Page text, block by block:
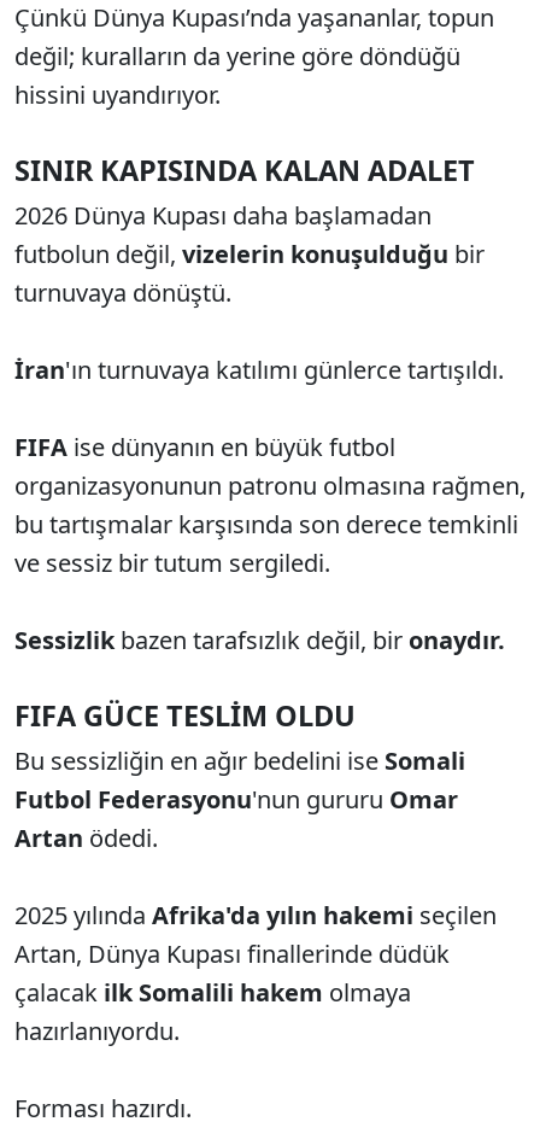
Çünkü Dünya Kupası’nda yaşananlar, topun
değil; kuralların da yerine göre döndüğü
hissini uyandırıyor.
SINIR KAPISINDA KALAN ADALET
2026 Dünya Kupası daha başlamadan
futbolun değil, vizelerin konuşulduğu bir
turnuvaya dönüştü.
İran'ın turnuvaya katılımı günlerce tartışıldı.
FIFA ise dünyanın en büyük futbol
organizasyonunun patronu olmasına rağmen,
bu tartışmalar karşısında son derece temkinli
ve sessiz bir tutum sergiledi.
Sessizlikbazen tarafsızlık değil, bir onaydır.
FIFA GÜCE TESLİM OLDU
Bu sessizliğin en ağır bedelini ise Somali
Futbol Federasyonu'nun gururu Omar
Artan ödedi.
2025 yılında Afrika'da yılın hakemi seçilen
Artan, Dünya Kupası finallerinde düdük
çalacak ilk Somalili hakem olmaya
hazırlanıyordu.
Forması hazırdı.